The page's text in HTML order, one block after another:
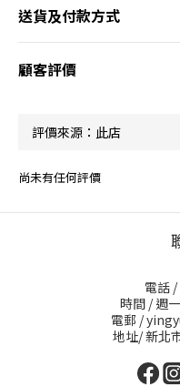
送貨及付款方式
顧客評價
尚未有任何評價
電話
時間 / 週
電郵 /
地址/ 新北